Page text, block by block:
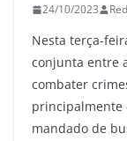
24/10/2023
Nesta terça-
conjunta entre
combater
principalmente
mandado de